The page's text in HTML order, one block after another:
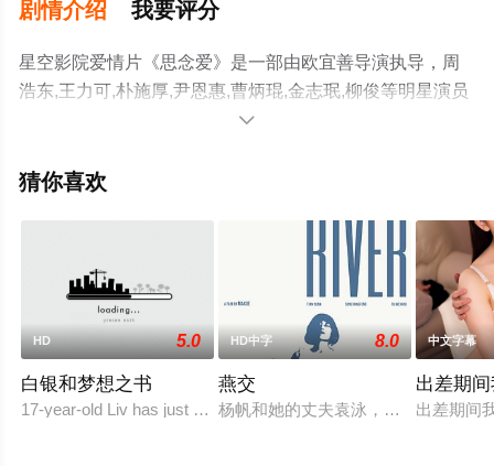
剧情介绍 我要评分
星空影院爱情片《思念爱》是一部由欧宜善导演执导，周
浩东,王力可,朴施厚,尹恩惠,曹炳琨,金志珉,柳俊等明星演员
精彩演绎的韩国,中国大陆电影，手机免费观看高清无删减
豆瓣电影、电视猫或剧情网等平台了解。

猜你喜欢
HD 5.0
白银和梦想之书
17-year-old Liv has just moved to London with her mother Ann
HD中字 8.0
燕交
杨帆和她的丈夫袁泳，还有饭馆服务
中文字幕
出差期
出差期间